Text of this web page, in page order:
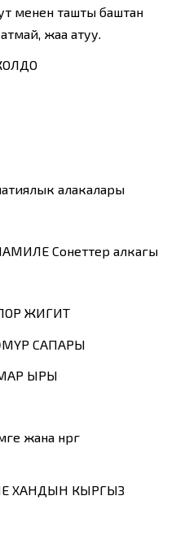
менен ташты баштан
жаа атуу.
алакалары
Сонеттер алкагы
ЖИГИТ
САПАРЫ
ЫРЫ
жана өнөргө
ХАНДЫН КЫРГЫЗ